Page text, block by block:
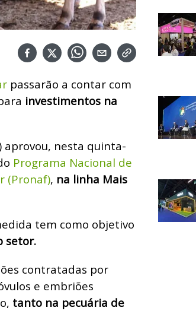
passarão a contar com
investimentos na
aprovou, nesta quinta-
Programa Nacional de
(Pronaf), na linha Mais
tem como objetivo
setor.
contratadas por
e embriões
tanto na pecuária de